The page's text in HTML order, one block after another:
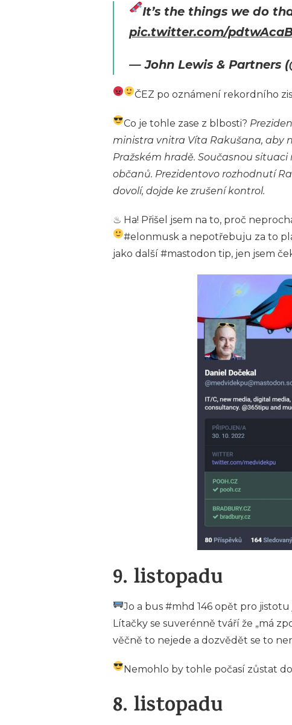
It’s the things we do
pic.twitter.com/
— John Lewis & Partners
ČEZ po oznámení rekordního
Co je tohle zase z blbosti?
ministra vnitra Víta Rakušana, aby
Pražském hradě. Současnou
občanů. Prezidentovo rozhodnutí
dovolí, dojde ke zrušení kontrol.
♨ Ha! Přišel jsem na to, proč
#elonmusk a nepotřebuju za to
jako další #mastodon tip, jen jsem
9. listopadu
Jo a bus #mhd 146 opět pro
Lítačky se suverénně tváří že „má
věčně to nejede a dozvědět se to
Nemohlo by tohle počasí zůstat do
8. listopadu